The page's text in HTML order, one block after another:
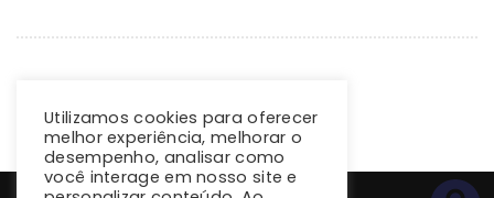
Utilizamos cookies para oferecer
melhor experiência, melhorar o
desempenho, analisar como
você interage em nosso site e